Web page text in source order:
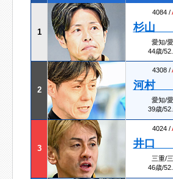
1
4084 /
杉山
愛知/
44歳/
2
4308 /
河
愛知/
39歳/
3
4024 /
井口
三重/
46歳/